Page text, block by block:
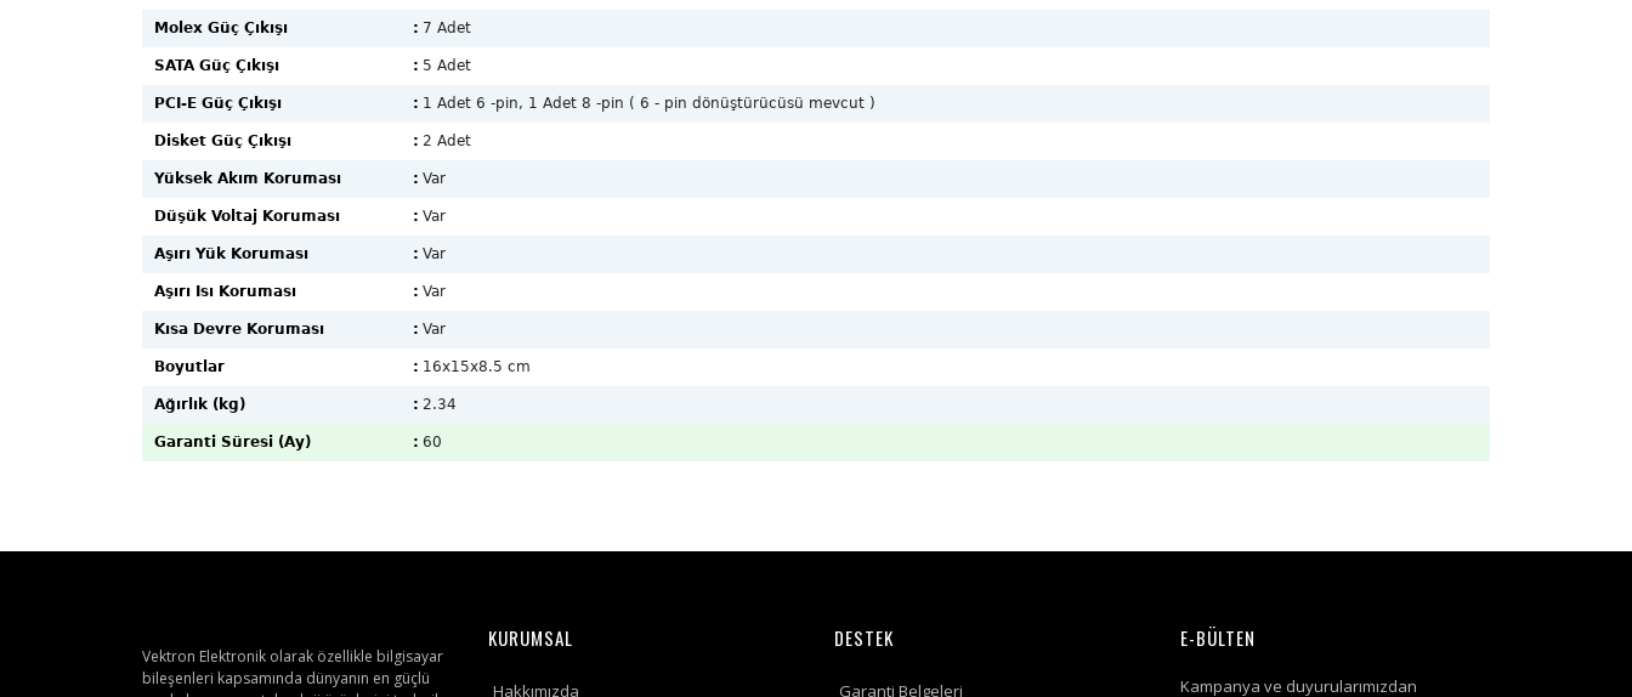
Molex Güç Çıkışı : 7 Adet
SATA Güç Çıkışı : 5 Adet
PCI-E Güç Çıkışı : 1 Adet 6 -pin, 1 Adet 8 -pin ( 6 - pin dönüştürücüsü mevcut )
Disket Güç Çıkışı : 2 Adet
Yüksek Akım Koruması : Var
Düşük Voltaj Koruması : Var
Aşırı Yük Koruması : Var
Aşırı Isı Koruması : Var
Kısa Devre Koruması : Var
Boyutlar : 16x15x8.5 cm
Ağırlık (kg) : 2.34
Garanti Süresi (Ay) : 60
Vektron Elektronik olarak özellikle bilgisayar
bileşenleri kapsamında dünyanın en güçlü
KURUMSAL
Hakkımızda
DESTEK
Garanti Belgeleri
E-BÜLTEN
Kampanya ve duyurularımızdan